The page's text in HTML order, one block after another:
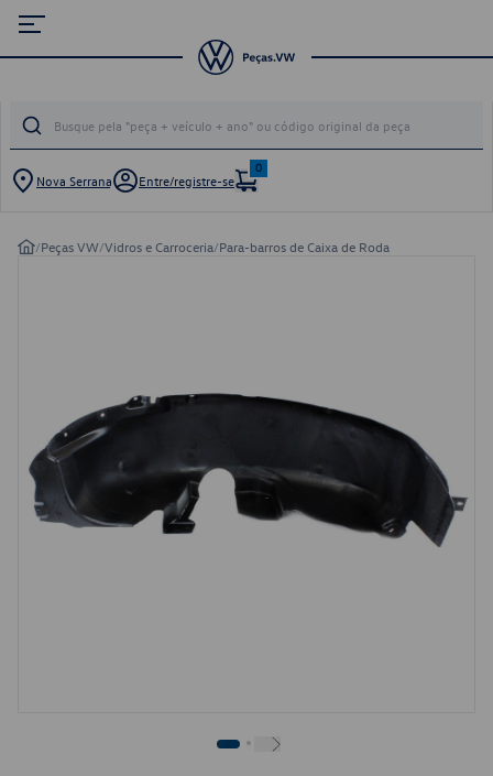
Nova Serrana Entre/registre-se
0
/Peças VW/Vidros e Carroceria/Para-barros de Caixa de Roda